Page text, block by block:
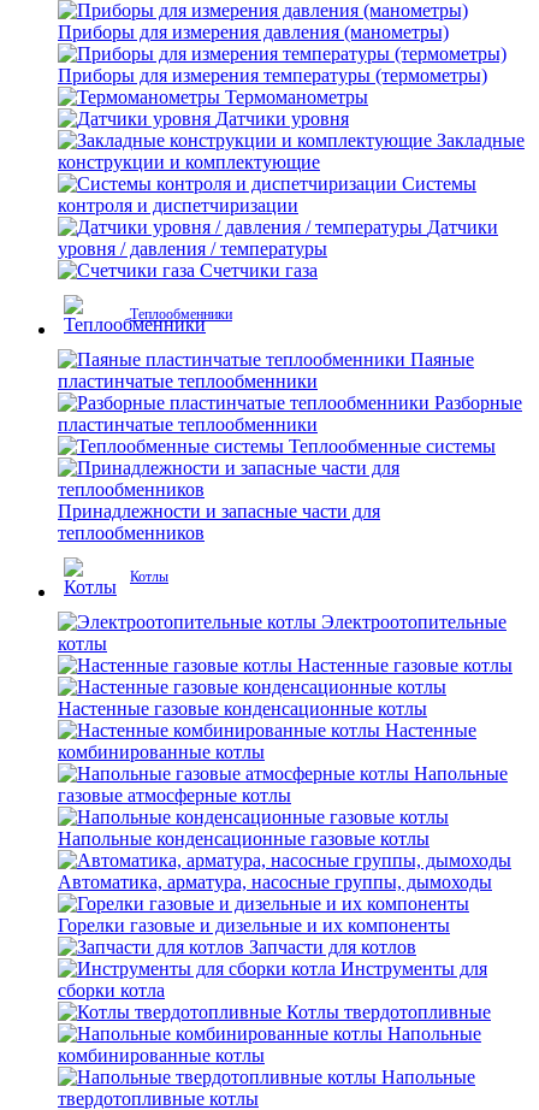
Приборы для измерения давления (манометры)
Приборы для измерения температуры (термометры)
Термоманометры
Датчики уровня
Закладные
конструкции и комплектующие
Системы
контроля и диспетчиризации
Датчики
уровня / давления / температуры
Счетчики газа
Теплообменники
Паяные
пластинчатые теплообменники
Разборные
пластинчатые теплообменники
Теплообменные системы
Принадлежности и запасные части для
теплообменников
Котлы
Электроотопительные
котлы
Настенные газовые котлы
Настенные газовые конденсационные котлы
Настенные
комбинированные котлы
Напольные
газовые атмосферные котлы
Напольные конденсационные газовые котлы
Автоматика, арматура, насосные группы, дымоходы
Горелки газовые и дизельные и их компоненты
Запчасти для котлов
Инструменты для
сборки котла
Котлы твердотопливные
Напольные
комбинированные котлы
Напольные
твердотопливные котлы